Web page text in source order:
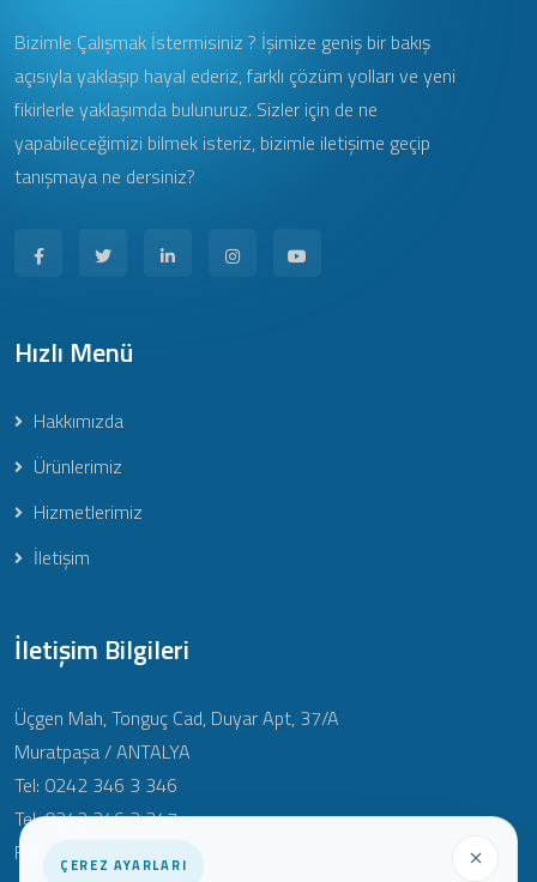
Bizimle Çalışmak İstermisiniz ? İşimize geniş bir bakış
açısıyla yaklaşıp hayal ederiz, farklı çözüm yolları ve yeni
fikirlerle yaklaşımda bulunuruz. Sizler için de ne
yapabileceğimizi bilmek isteriz, bizimle iletişime geçip
tanışmaya ne dersiniz?
Hızlı Menü
Hakkımızda
Ürünlerimiz
Hizmetlerimiz
İletişim
İletişim Bilgileri
Üçgen Mah, Tonguç Cad, Duyar Apt, 37/A
Muratpaşa / ANTALYA
Tel: 0242 346 3 346
Tel: 0242 346 3 347
Fax: 0242 346 3 348
ÇEREZ AYARLARI